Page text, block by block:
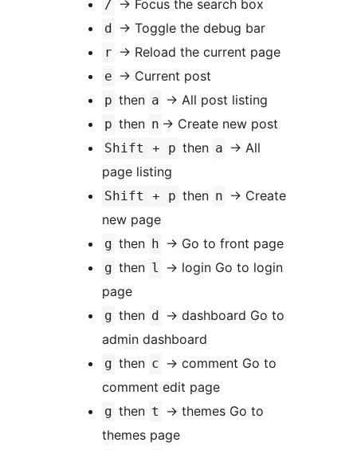
/ → Focus the search box
d → Toggle the debug bar
r → Reload the current page
e → Current post
p then a → All post listing
p then n → Create new post
Shift + p then a → All
page listing
Shift + p then n → Create
new page
g then h → Go to front page
g then l → login Go to login
page
g then d → dashboard Go to
admin dashboard
g then c → comment Go to
comment edit page
g then t → themes Go to
themes page